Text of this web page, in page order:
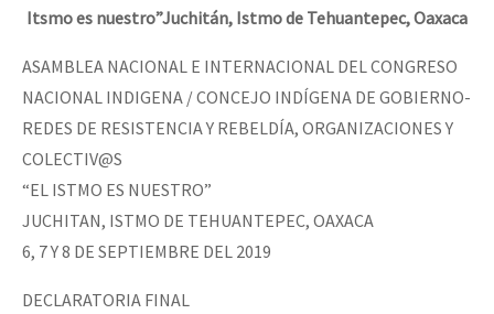
Itsmo es nuestro”Juchitán, Istmo de Tehuantepec, Oaxaca
ASAMBLEA NACIONAL E INTERNACIONAL DEL CONGRESO
NACIONAL INDIGENA / CONCEJO INDÍGENA DE GOBIERNO-
REDES DE RESISTENCIA Y REBELDÍA, ORGANIZACIONES Y
COLECTIV@S
“EL ISTMO ES NUESTRO”
JUCHITAN, ISTMO DE TEHUANTEPEC, OAXACA
6, 7 Y 8 DE SEPTIEMBRE DEL 2019
DECLARATORIA FINAL